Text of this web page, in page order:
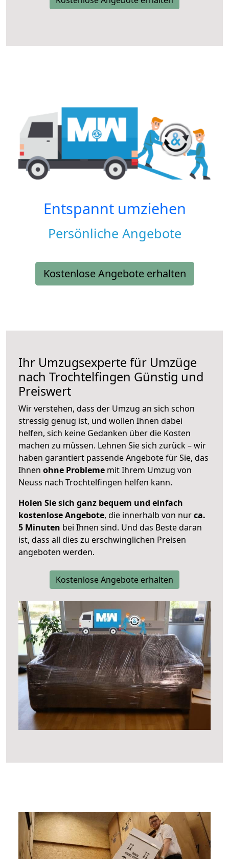
Entspannt umziehen
Persönliche Angebote
Kostenlose Angebote erhalten
Ihr Umzugsexperte für Umzüge
nach Trochtelfingen Günstig und
Preiswert
Wir verstehen, dass der Umzug an sich schon
stressig genug ist, und wollen Ihnen dabei
helfen, sich keine Gedanken über die Kosten
machen zu müssen. Lehnen Sie sich zurück – wir
haben garantiert passende Angebote für Sie, das
Ihnen ohne Probleme mit Ihrem Umzug von
Neuss nach Trochtelfingen helfen kann.
Holen Sie sich ganz bequem und einfach
kostenlose Angebote, die innerhalb von nurca.
5 Minuten bei Ihnen sind. Und das Beste daran
ist, dass all dies zu erschwinglichen Preisen
angeboten werden.
Kostenlose Angebote erhalten